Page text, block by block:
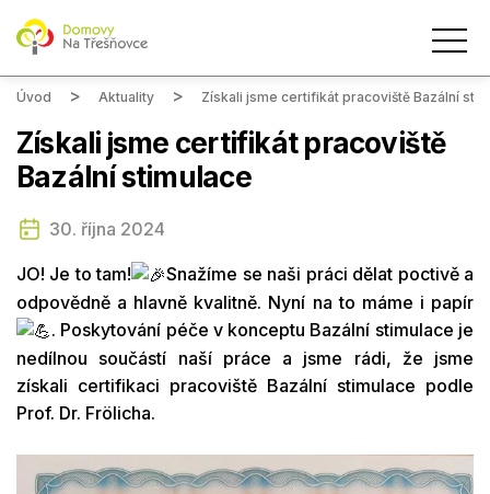
Úvod Aktuality Získali jsme certifikát pracoviště Bazální
Získali jsme certifikát pracoviště
Bazální stimulace
30. října 2024
JO! Je to tam!
Snažíme se naši práci dělat poctivě a
odpovědně a hlavně kvalitně. Nyní na to máme i papír
. Poskytování péče v konceptu Bazální stimulace je
nedílnou součástí naší práce a jsme rádi, že jsme
získali certifikaci pracoviště Bazální stimulace podle
Prof. Dr. Frölicha.